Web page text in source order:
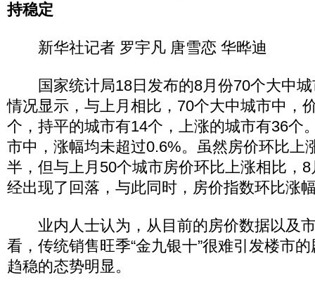
持稳定
新华社记者 罗宇凡 唐雪恋 华晔迪
国家统计局18日发布的8月份70个大中城
情况显示，与上月相比，70个大中城市中，
个，持平的城市有14个，上涨的城市有36个
市中，涨幅均未超过0.6%。虽然房价环比上
半，但与上月50个城市房价环比上涨相比，
经出现了回落，与此同时，房价指数环比涨
业内人士认为，从目前的房价数据以及
看，传统销售旺季“金九银十”很难引发楼市
趋稳的态势明显。